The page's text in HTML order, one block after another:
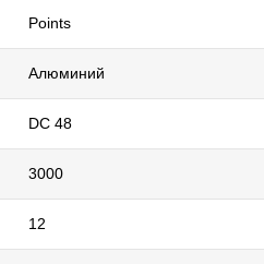
Points
Алюминий
DC 48
3000
12